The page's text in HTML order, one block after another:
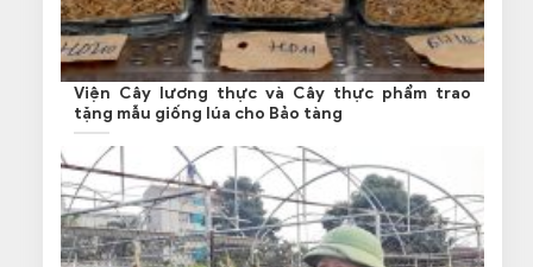
Viện Cây lương thực và Cây thực phẩm trao
tặng mẫu giống lúa cho Bảo tàng